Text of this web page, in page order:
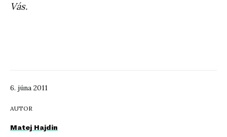
6. júna 2011
AUTOR
Matej Hajdin
Vás.